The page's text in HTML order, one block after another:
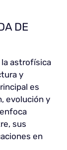
DE
la astrofísica
y
es
evolución y
sus
en